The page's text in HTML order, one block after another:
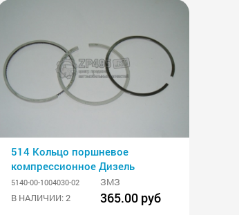
514 Кольцо поршневое
компрессионное Дизель
5140-00-1004030-02
ЗМЗ
В НАЛИЧИИ: 2
365.00 руб